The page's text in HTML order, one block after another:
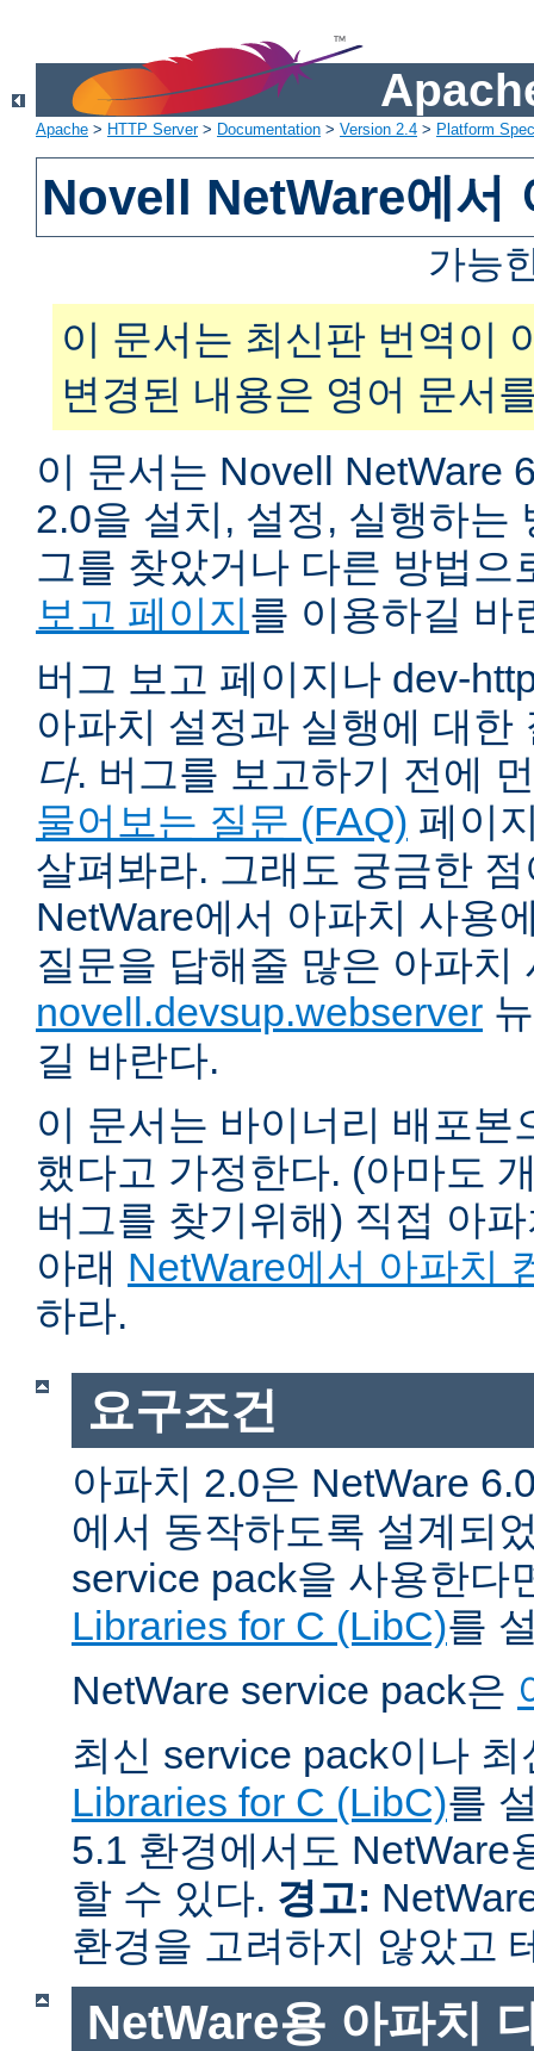
Apache > HTTP Server> Documentation > Version 2.4 > Platform
Novell NetWare에서
가능
이 문서는 최신판 번역이
변경된 내용은 영어 문서
이 문서는 Novell NetWare
2.0을 설치, 설정, 실행하는
그를 찾았거나 다른 방법
보고 페이지를 이용하길 바
버그 보고 페이지나 dev-
아파치 설정과 실행에 대
다. 버그를 보고하기 전에
물어보는 질문 (FAQ) 페이
살펴봐라. 그래도 궁금한
NetWare에서 아파치 사용
질문을 답해줄 많은 아파치
novell.devsup.webserver
길 바란다.
이 문서는 바이너리 배포본
했다고 가정한다. (아마도
버그를 찾기위해) 직접 아
아래 NetWare에서 아파치
하라.
요구조건
아파치 2.0은 NetWare
에서 동작하도록 설계되
service pack을 사용한다
Libraries for C (LibC)를
NetWare service pack은
최신 service pack이나
Libraries for C (LibC)를
5.1 환경에서도 NetWare
할 수 있다. 경고:
환경을 고려하지 않았고
NetWare용 아파치